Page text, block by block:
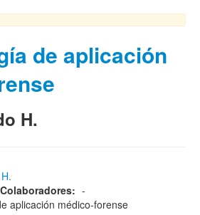
de aplicación
H.
-
aplicación médico-forense